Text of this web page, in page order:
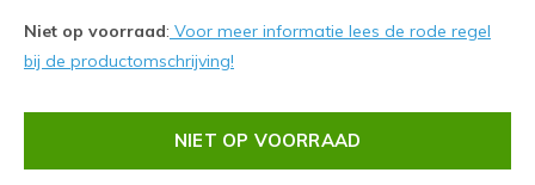
Niet op voorraad: Voor meer informatie lees de rode regel
bij de productomschrijving!
NIET OP VOORRAAD